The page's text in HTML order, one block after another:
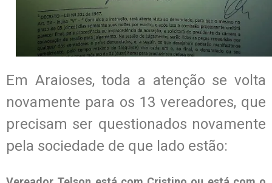
Em Araioses, toda a atenção se volta
novamente para os 13 vereadores, que
precisam ser questionados novamente
pela sociedade de que lado estão: